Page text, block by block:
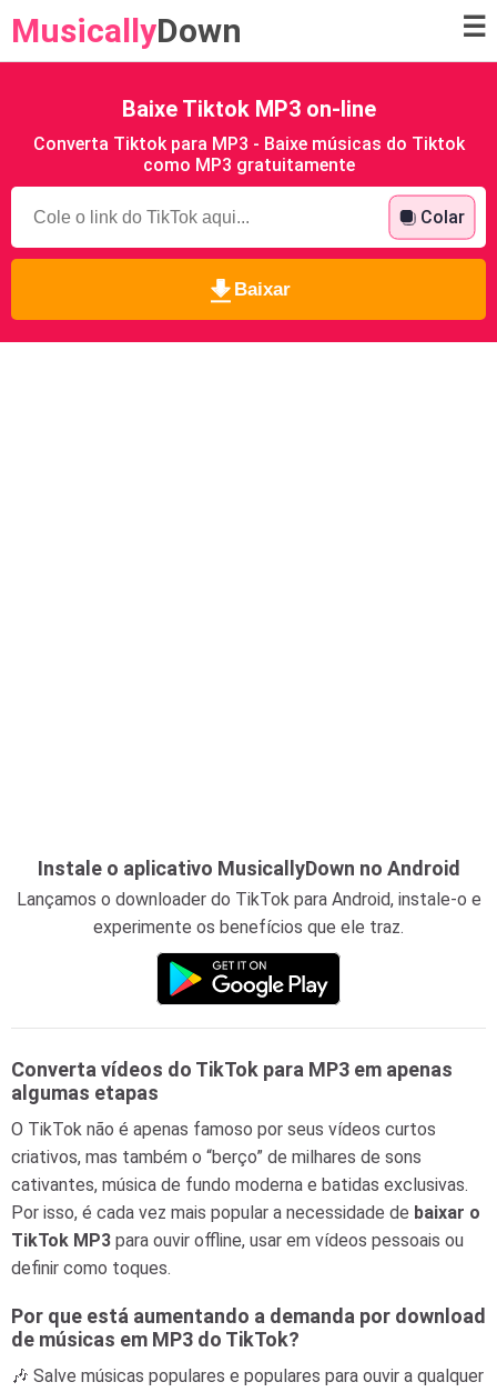
MusicallyDown ☰
Baixe Tiktok MP3 on-line
Converta Tiktok para MP3 - Baixe músicas do Tiktok
como MP3 gratuitamente
Colar
Baixar
Instale o aplicativo MusicallyDown no Android
Lançamos o downloader do TikTok para Android, instale-o e
experimente os benefícios que ele traz.
Converta vídeos do TikTok para MP3 em apenas
algumas etapas
O TikTok não é apenas famoso por seus vídeos curtos
criativos, mas também o “berço” de milhares de sons
cativantes, música de fundo moderna e batidas exclusivas.
Por isso, é cada vez mais popular a necessidade de baixar o
TikTok MP3 para ouvir offline, usar em vídeos pessoais ou
definir como toques.
Por que está aumentando a demanda por download
de músicas em MP3 do TikTok?
🎶 Salve músicas populares e populares para ouvir a qualquer